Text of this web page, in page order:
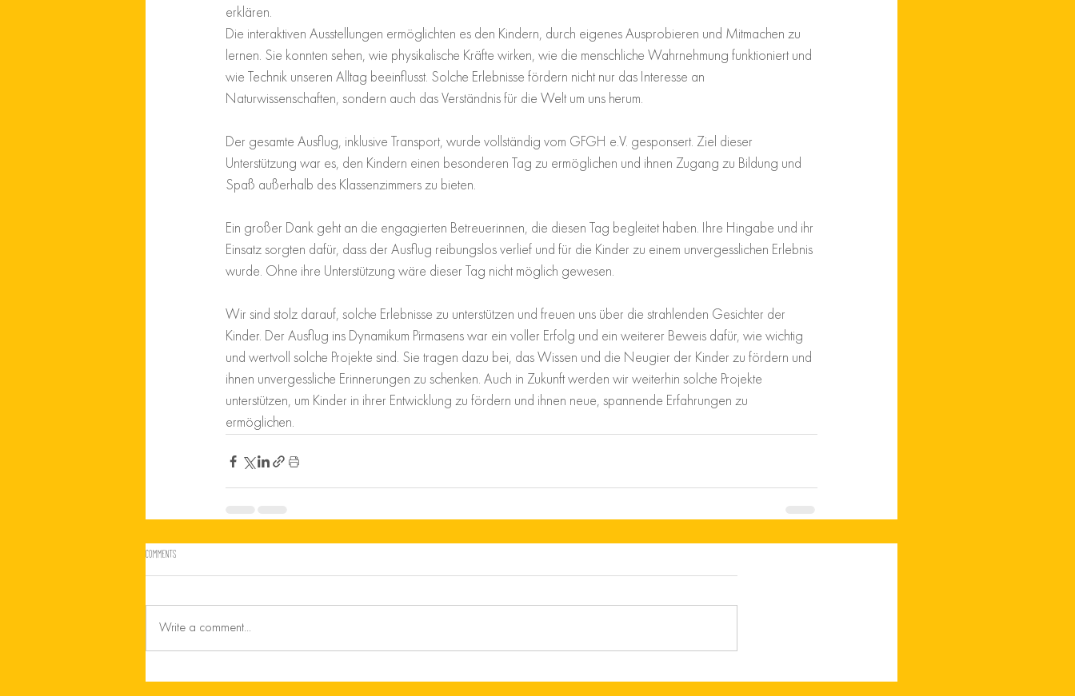
erklären.
Die interaktiven Ausstellungen ermöglichten es den Kindern, durch eigenes Ausprobieren und Mitmachen zu
lernen. Sie konnten sehen, wie physikalische Kräfte wirken, wie die menschliche Wahrnehmung funktioniert und
wie Technik unseren Alltag beeinflusst. Solche Erlebnisse fördern nicht nur das Interesse an
Naturwissenschaften, sondern auch das Verständnis für die Welt um uns herum.
Der gesamte Ausflug, inklusive Transport, wurde vollständig vom GFGH e.V. gesponsert. Ziel dieser
Unterstützung war es, den Kindern einen besonderen Tag zu ermöglichen und ihnen Zugang zu Bildung und
Spaß außerhalb des Klassenzimmers zu bieten.
Ein großer Dank geht an die engagierten Betreuerinnen, die diesen Tag begleitet haben. Ihre Hingabe und ihr
Einsatz sorgten dafür, dass der Ausflug reibungslos verlief und für die Kinder zu einem unvergesslichen Erlebnis
wurde. Ohne ihre Unterstützung wäre dieser Tag nicht möglich gewesen.
Wir sind stolz darauf, solche Erlebnisse zu unterstützen und freuen uns über die strahlenden Gesichter der
Kinder. Der Ausflug ins Dynamikum Pirmasens war ein voller Erfolg und ein weiterer Beweis dafür, wie wichtig
und wertvoll solche Projekte sind. Sie tragen dazu bei, das Wissen und die Neugier der Kinder zu fördern und
ihnen unvergessliche Erinnerungen zu schenken. Auch in Zukunft werden wir weiterhin solche Projekte
unterstützen, um Kinder in ihrer Entwicklung zu fördern und ihnen neue, spannende Erfahrungen zu
ermöglichen.
Comments
Write a comment...